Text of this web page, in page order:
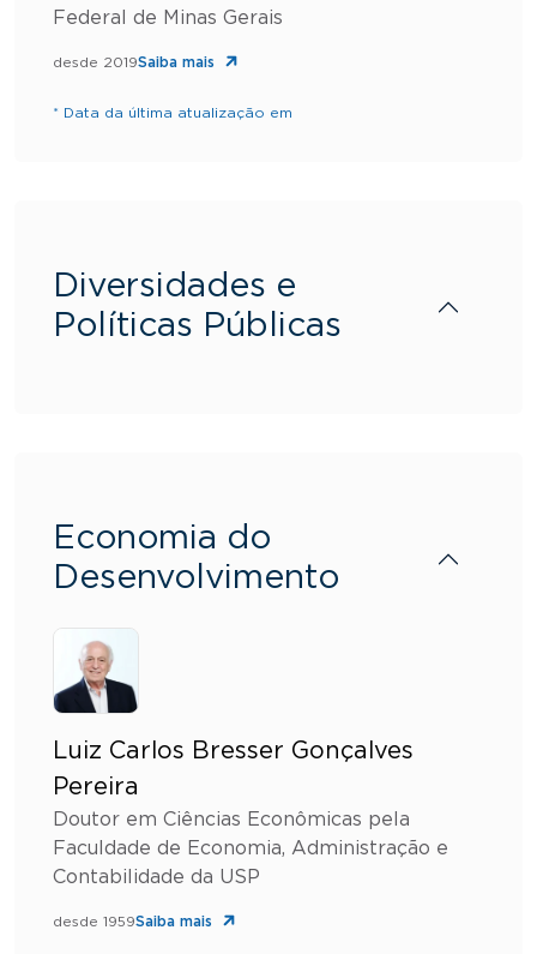
Federal de Minas Gerais
desde 2019Saiba mais
* Data da última atualização em
Diversidades e
Políticas Públicas
Economia do
Desenvolvimento
Luiz Carlos Bresser Gonçalves
Pereira
Doutor em Ciências Econômicas pela
Faculdade de Economia, Administração e
Contabilidade da USP
desde 1959Saiba mais